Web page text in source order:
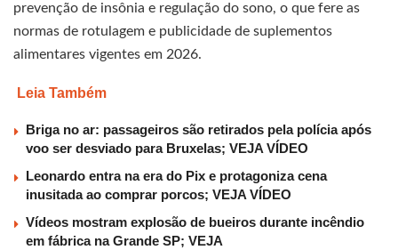
prevenção de insônia e regulação do sono, o que fere as
normas de rotulagem e publicidade de suplementos
alimentares vigentes em 2026.
Leia Também
Briga no ar: passageiros são retirados pela polícia após
voo ser desviado para Bruxelas; VEJA VÍDEO
Leonardo entra na era do Pix e protagoniza cena
inusitada ao comprar porcos; VEJA VÍDEO
Vídeos mostram explosão de bueiros durante incêndio
em fábrica na Grande SP; VEJA